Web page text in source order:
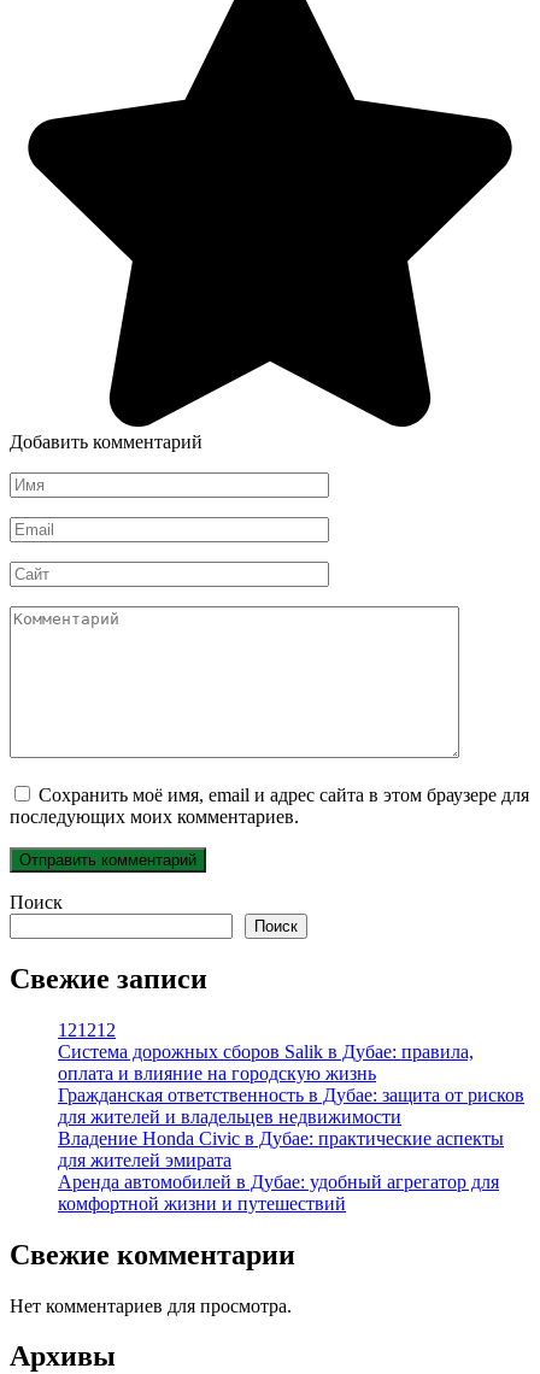
Добавить комментарий
Имя
*
Email
*
Сайт
Комментарий
Сохранить моё имя, email и адрес сайта в этом браузере для
последующих моих комментариев.
Поиск
Поиск
Свежие записи
121212
Система дорожных сборов Salik в Дубае: правила,
оплата и влияние на городскую жизнь
Гражданская ответственность в Дубае: защита от рисков
для жителей и владельцев недвижимости
Владение Honda Civic в Дубае: практические аспекты
для жителей эмирата
Аренда автомобилей в Дубае: удобный агрегатор для
комфортной жизни и путешествий
Свежие комментарии
Нет комментариев для просмотра.
Архивы